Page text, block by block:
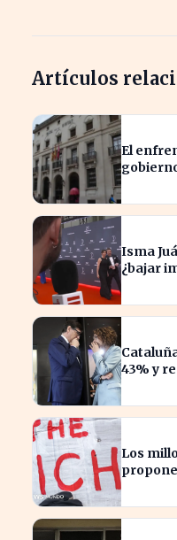
Artículos
El
Isma
¿bajar
43% y
Los